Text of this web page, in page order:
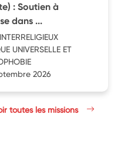
: Soutien à
dans ...
UNIVERSELLE ET
2026
toutes les missions